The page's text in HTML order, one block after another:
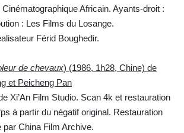
Africain. Ayants-droit :
: Les Films du Losange.
Férid Boughedir.
de chevaux) (1986, 1h28, Chine) de
et Peicheng Pan
Xi’An Film Studio. Scan 4k et restauration
à partir du négatif original. Restauration
par China Film Archive.